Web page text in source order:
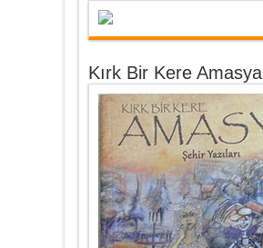
Kırk Bir Kere Amasya